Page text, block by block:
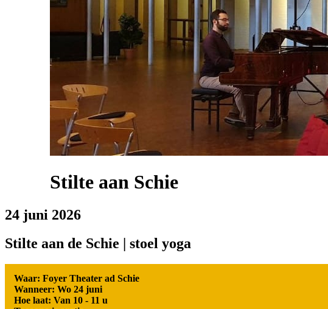
Stilte aan Schie
24 juni 2026
Stilte aan de Schie | stoel yoga
Waar: Foyer Theater ad Schie
Wanneer: Wo 24 juni
Hoe laat: Van 10 - 11 u